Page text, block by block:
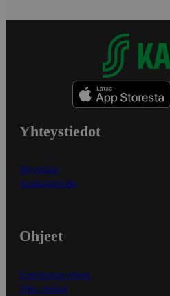
Yhteystiedot
Myymälät
Asiakaspalvelu
Ohjeet
Ensitilaajan ohjeet
Näin maksat